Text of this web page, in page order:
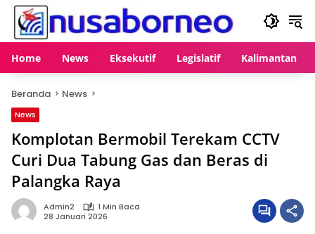
Langsung
konten
Home News Eksekutif Legislatif Kalimantan
Beranda News
News
Komplotan Bermobil Terekam CCTV
Curi Dua Tabung Gas dan Beras di
Palangka Raya
Admin2
1 Min Baca
28 Januari 2026